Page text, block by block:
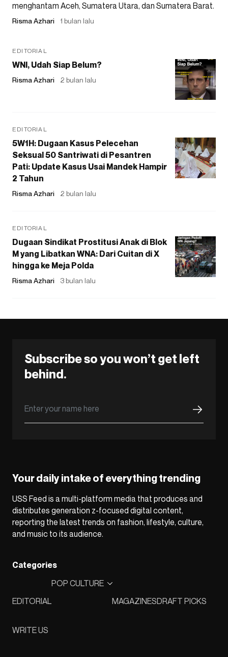
menghantam Aceh, Sumatera Utara, dan Sumatera Barat.
Risma Azhari 1 bulan lalu
EDITORIAL
WNI, Udah Siap Belum?
Risma Azhari 2 bulan lalu
EDITORIAL
5W1H: Dugaan Kasus Pelecehan
Seksual 50 Santriwati di Pesantren
Pati: Update Kasus Usai Mandek Hampir
2 Tahun
Risma Azhari 2 bulan lalu
EDITORIAL
Dugaan Sindikat Prostitusi Anak di Blok
M yang Libatkan WNA: Dari Cuitan di X
hingga ke Meja Polda
Risma Azhari 3 bulan lalu
Subscribe so you won’t get left
behind.
Your daily intake of everything trending
USS Feed is a multi-platform media that produces and
distributes generation z-focused digital content,
reporting the latest trends on fashion, lifestyle, culture,
and music to its audience.
Categories
EDITORIAL
POP CULTURE
MAGAZINESDRAFT PICKS
WRITE US